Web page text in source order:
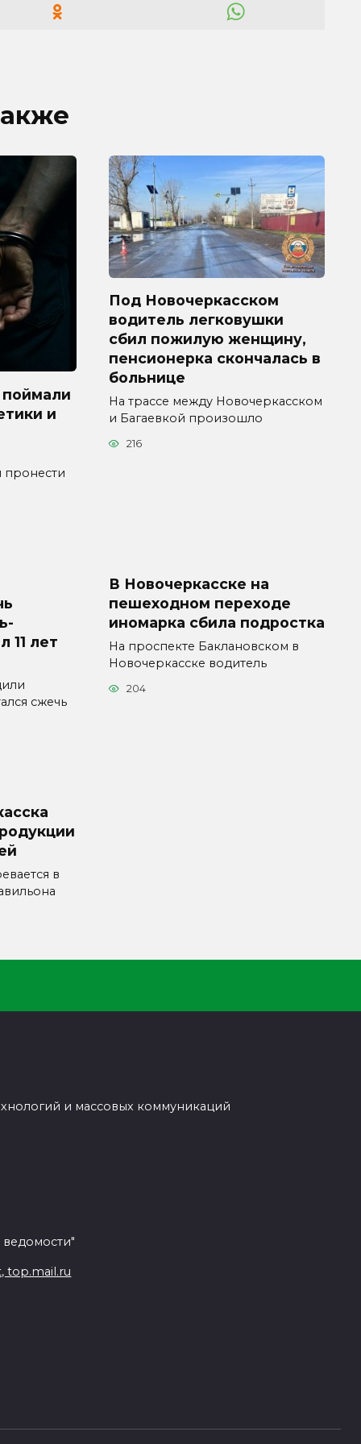
и
пронести
Под Новочеркасском
водитель легковушки
сбил пожилую женщину,
пенсионерка скончалась в
больнице
На трассе между Новочеркасском
и Багаевкой произошло
216
11 лет
сжечь
В Новочеркасске на
пешеходном переходе
иномарка сбила подростка
На проспекте Баклановском в
Новочеркасске водитель
204
в
и массовых коммуникаций
top.mail.ru